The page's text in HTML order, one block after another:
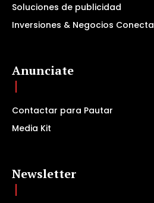
Soluciones de publicidad
Inversiones & Negocios Conecta
Anunciate
Contactar para Pautar
Media Kit
Newsletter